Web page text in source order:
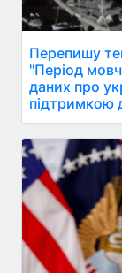
Перепишу
"Період
даних про
підтримкою